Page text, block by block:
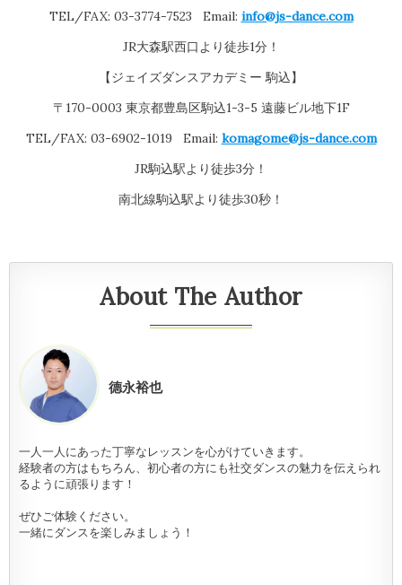
TEL/FAX: 03-3774-7523 Email: info@js-dance.com
JR大森駅西口より徒歩1分！
【ジェイズダンスアカデミー 駒込】
〒170-0003 東京都豊島区駒込1-3-5 遠藤ビル地下1F
TEL/FAX: 03-6902-1019 Email: komagome@js-dance.com
JR駒込駅より徒歩3分！
南北線駒込駅より徒歩30秒！
About The Author
德永裕也
一人一人にあった丁寧なレッスンを心がけていきます。
経験者の方はもちろん、初心者の方にも社交ダンスの魅力を伝えられ
るように頑張ります！
ぜひご体験ください。
一緒にダンスを楽しみましょう！